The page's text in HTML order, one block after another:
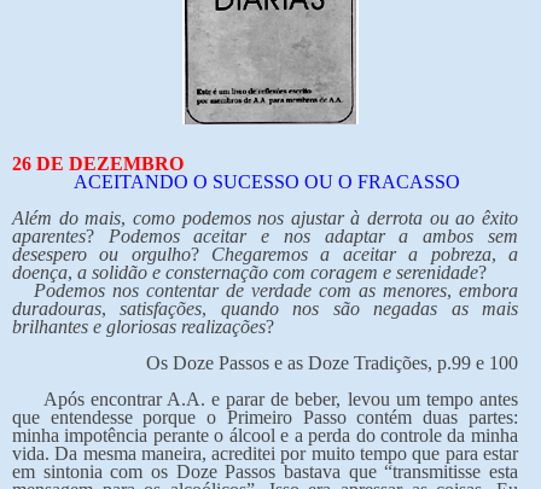
26 DE DEZEMBRO
ACEITANDO O SUCESSO OU O FRACASSO
Além do mais, como podemos nos ajustar à derrota ou ao êxito
aparentes? Podemos aceitar e nos adaptar a ambos sem
desespero ou orgulho? Chegaremos a aceitar a pobreza, a
doença, a solidão e consternação com coragem e serenidade?
Podemos nos contentar de verdade com as menores, embora
duradouras,satisfações, quando nos são negadas as mais
brilhantes e gloriosas realizações?
Os Doze Passos e as Doze Tradições, p.99 e 100
Após encontrar A.A. e parar de beber, levou um tempo antes
que entendesse porque o Primeiro Passo contém duas partes:
minha impotência perante o álcool e a perda do controle da minha
vida. Da mesma maneira, acreditei por muito tempo que para estar
em sintonia com os Doze Passos bastava que “transmitisse esta